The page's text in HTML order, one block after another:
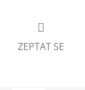
ZEPTAT SE